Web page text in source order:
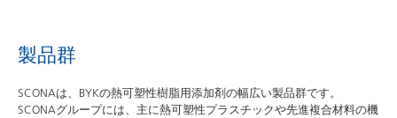
製品群
SCONAは、BYKの熱可塑性樹脂用添加剤の幅広い製品群です。
SCONAグループには、主に熱可塑性プラスチックや先進複合材料の機